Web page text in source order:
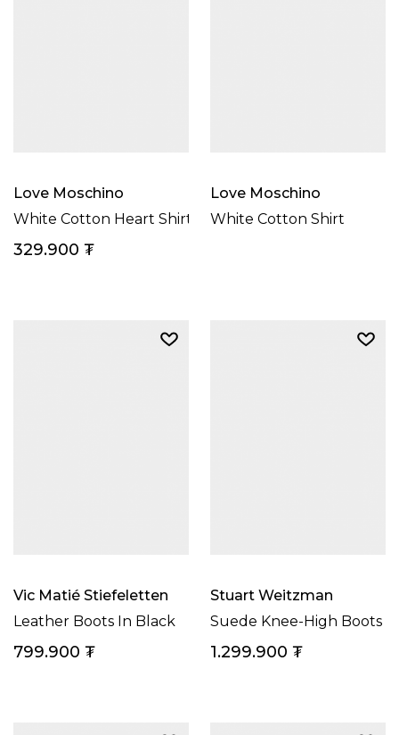
Love Moschino
White Cotton Heart Shirt
329.900 ₮
Love Moschino
White Cotton Shirt
Vic Matié Stiefeletten
Leather Boots In Black
799.900 ₮
Stuart Weitzman
Suede Knee-High Boots
1.299.900 ₮